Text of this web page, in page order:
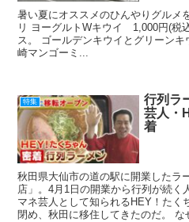
暑い夏にオススメのひんやりグルメ
リ ヨーグルトWキウイ 1,000円(税
ス。 ゴールデンキウイとグリーン
崎マンゴーミ...
特集
行列ラ
芸人・
着
秋田県大仙市の道の駅に開業したラ
店」。4月1日の開業から行列が続く
マネ芸人として知られるHEY！たく
閉め、秋田に移住してきたのだ。 な